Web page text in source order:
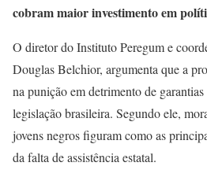
cobram maior investimento em
O diretor do Instituto Peregum e
Douglas Belchior, argumenta que a
na punição em detrimento de
legislação brasileira. Segundo ele,
jovens negros figuram como as
da falta de assistência estatal.